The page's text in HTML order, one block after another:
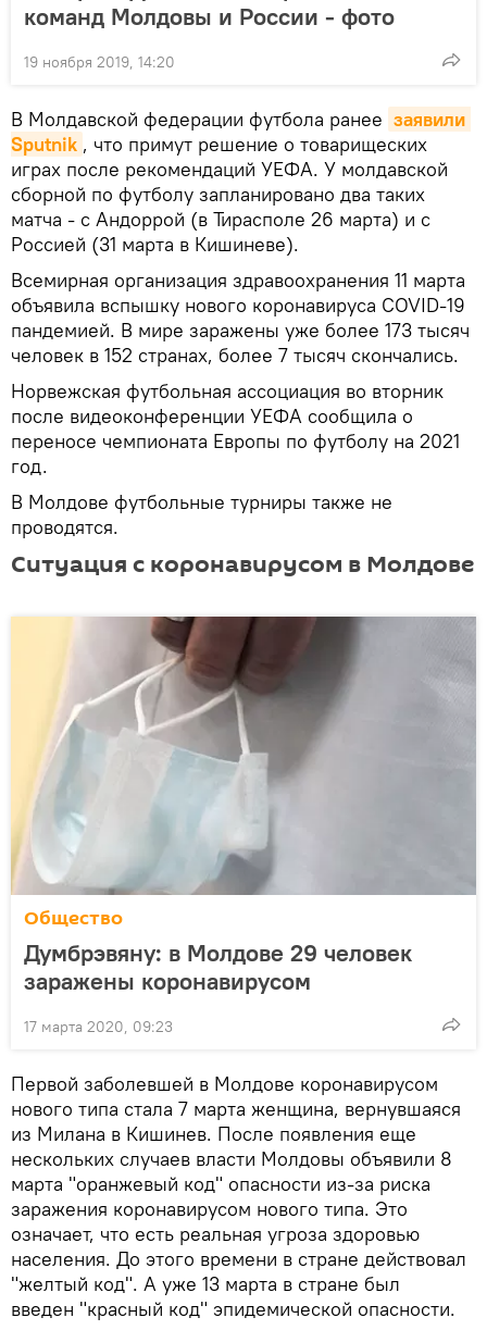
команд Молдовы и России - фото
19 ноября 2019, 14:20
В Молдавской федерации футбола ранее заявили
Sputnik , что примут решение о товарищеских
играх после рекомендаций УЕФА. У молдавской
сборной по футболу запланировано два таких
матча - с Андоррой (в Тирасполе 26 марта) и с
Россией (31 марта в Кишиневе).
Всемирная организация здравоохранения 11 марта
объявила вспышку нового коронавируса COVID-19
пандемией. В мире заражены уже более 173 тысяч
человек в 152 странах, более 7 тысяч скончались.
Норвежская футбольная ассоциация во вторник
после видеоконференции УЕФА сообщила о
переносе чемпионата Европы по футболу на 2021
год.
В Молдове футбольные турниры также не
проводятся.
Ситуация с коронавирусом в Молдове
Общество
Думбрэвяну: в Молдове 29 человек
заражены коронавирусом
17 марта 2020, 09:23
Первой заболевшей в Молдове коронавирусом
нового типа стала 7 марта женщина, вернувшаяся
из Милана в Кишинев. После появления еще
нескольких случаев власти Молдовы объявили 8
марта "оранжевый код" опасности из-за риска
заражения коронавирусом нового типа. Это
означает, что есть реальная угроза здоровью
населения. До этого времени в стране действовал
"желтый код". А уже 13 марта в стране был
введен "красный код" эпидемической опасности.